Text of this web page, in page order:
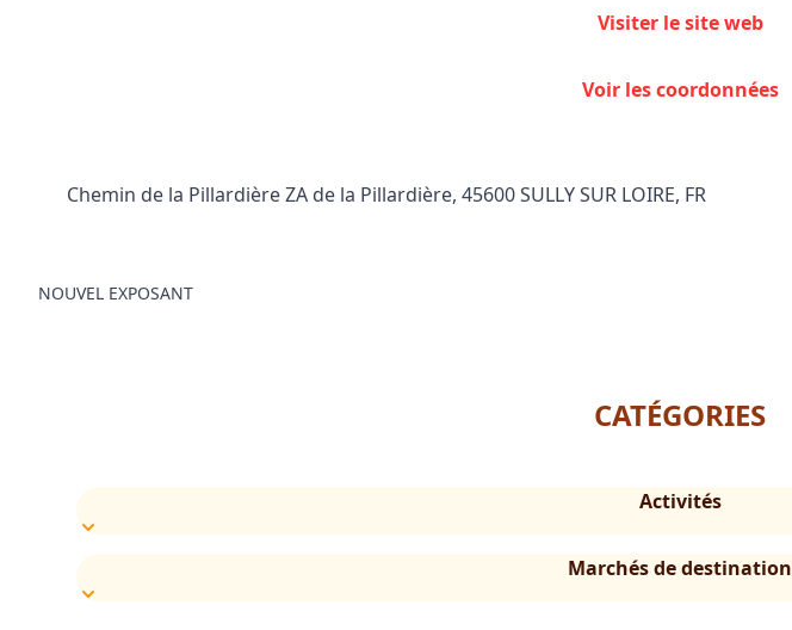
Visiter le site web
Voir les coordonnées
Chemin de la Pillardière ZA de la Pillardière, 45600 SULLY SUR LOIRE, FR
NOUVEL EXPOSANT
CATÉGORIES
Activités
Marchés de destination